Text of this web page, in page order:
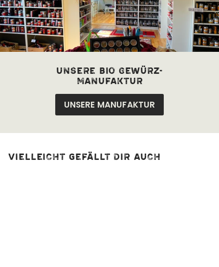
unsere bio Gewürz-
manufaktur
UNSERE MANUFAKTUR
Vielleicht gefällt dir auch